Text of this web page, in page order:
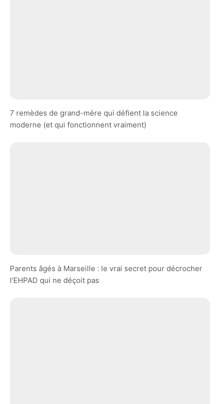
7 remèdes de grand-mère qui défient la science
moderne (et qui fonctionnent vraiment)
Parents âgés à Marseille : le vrai secret pour décrocher
l’EHPAD qui ne déçoit pas